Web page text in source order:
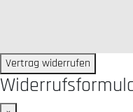
Vertrag widerrufen